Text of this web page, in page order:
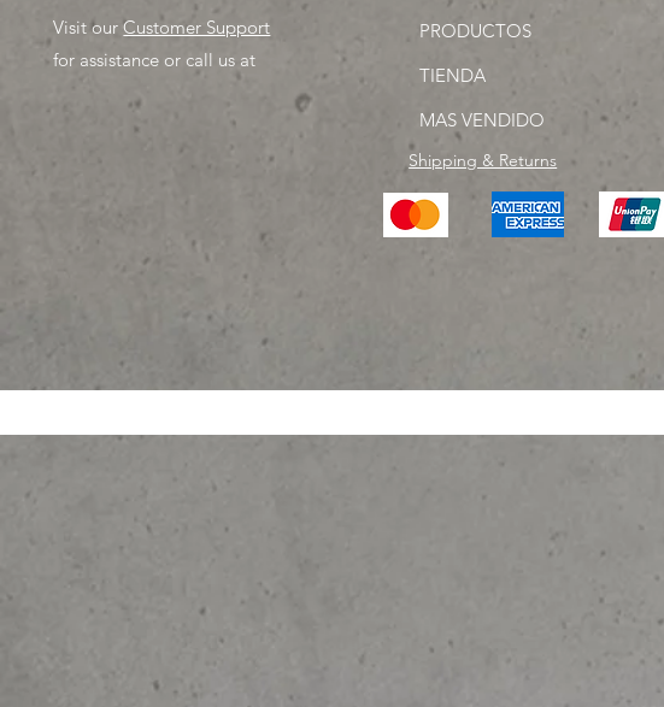
Visit ourCustomer Support
for assistance or call us at
PRODUCTOS
TIENDA
MAS VENDIDO
Shipping & Returns